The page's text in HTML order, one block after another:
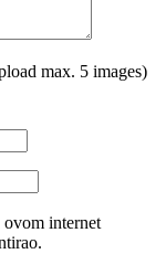
max. 5 images)
ovom internet